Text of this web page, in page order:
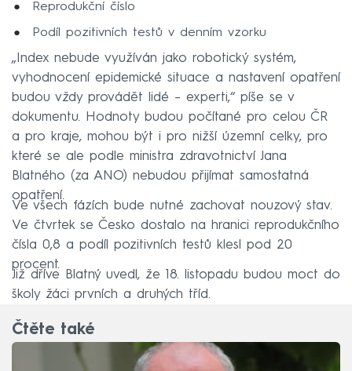
Reprodukční číslo
Podíl pozitivních testů v denním vzorku
„Index nebude využíván jako robotický systém,
vyhodnocení epidemické situace a nastavení opatření
budou vždy provádět lidé – experti,“ píše se v
dokumentu. Hodnoty budou počítané pro celou ČR
a pro kraje, mohou být i pro nižší územní celky, pro
které se ale podle ministra zdravotnictví Jana
Blatného (za ANO) nebudou přijímat samostatná
opatření.
Ve všech fázích bude nutné zachovat nouzový stav.
Ve čtvrtek se Česko dostalo na hranici reprodukčního
čísla 0,8 a podíl pozitivních testů klesl pod 20
procent.
Již dříve Blatný uvedl, že 18. listopadu budou moct do
školy žáci prvních a druhých tříd.
Čtěte také